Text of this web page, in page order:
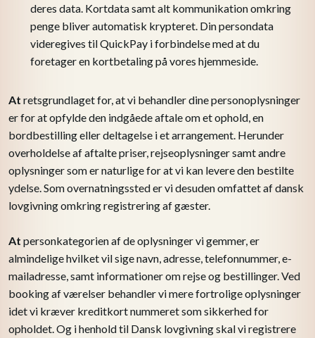
deres data. Kortdata samt alt kommunikation omkring
penge bliver automatisk krypteret. Din persondata
videregives til QuickPay i forbindelse med at du
foretager en kortbetaling på vores hjemmeside.
At retsgrundlaget for, at vi behandler dine personoplysninger
er for at opfylde den indgåede aftale om et ophold, en
bordbestilling eller deltagelse i et arrangement. Herunder
overholdelse af aftalte priser, rejseoplysninger samt andre
oplysninger som er naturlige for at vi kan levere den bestilte
ydelse. Som overnatningssted er vi desuden omfattet af dansk
lovgivning omkring registrering af gæster.
At personkategorien af de oplysninger vi gemmer, er
almindelige hvilket vil sige navn, adresse, telefonnummer, e-
mailadresse, samt informationer om rejse og bestillinger. Ved
booking af værelser behandler vi mere fortrolige oplysninger
idet vi kræver kreditkort nummeret som sikkerhed for
opholdet. Og i henhold til Dansk lovgivning skal vi registrere